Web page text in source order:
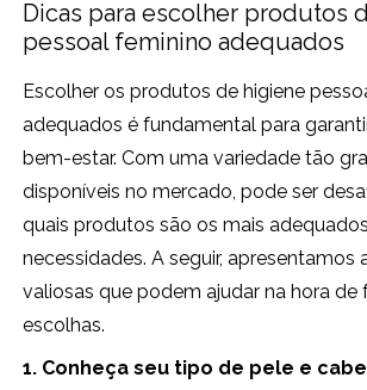
Dicas para escolher produtos
pessoal feminino adequados
Escolher os produtos de higiene
adequados é fundamental para
bem-estar. Com uma variedade tão
disponíveis no mercado, pode ser
quais produtos são os mais
necessidades. A seguir, apresentamos
valiosas que podem ajudar na hora de
escolhas.
1. Conheça seu tipo de pele e